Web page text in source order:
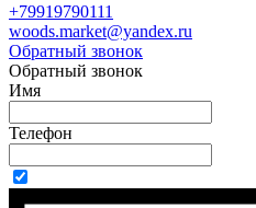
+79919790111
woods.market@yandex.ru
Обратный звонок
Обратный звонок
Имя
Телефон